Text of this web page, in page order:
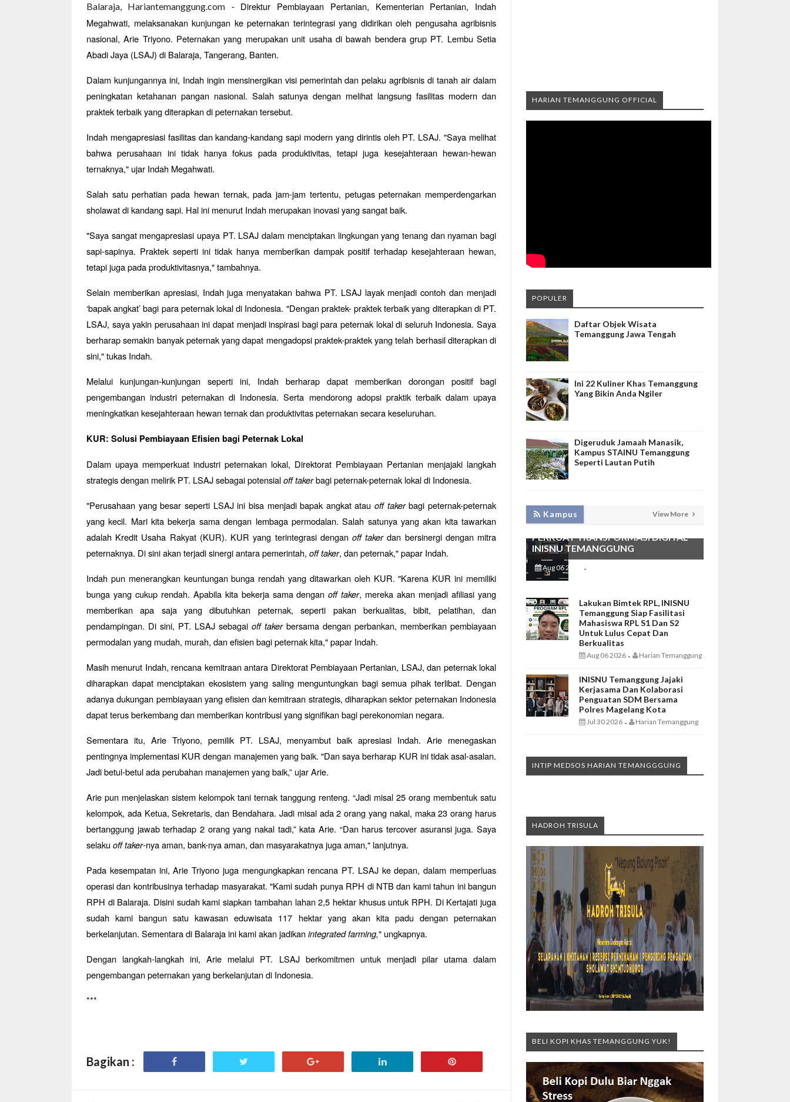
Balaraja, Hariantemanggung.com - Direktur Pembiayaan Pertanian, Kementerian Pertanian, Indah
Megahwati, melaksanakan kunjungan ke peternakan terintegrasi yang didirikan oleh pengusaha agribisnis
nasional, Arie Triyono. Peternakan yang merupakan unit usaha di bawah bendera grup PT. Lembu Setia
Abadi Jaya (LSAJ) di Balaraja, Tangerang, Banten.
Dalam kunjungannya ini, Indah ingin mensinergikan visi pemerintah dan pelaku agribisnis di tanah air dalam
peningkatan ketahanan pangan nasional. Salah satunya dengan melihat langsung fasilitas modern dan
praktek terbaik yang diterapkan di peternakan tersebut.
Indah mengapresiasi fasilitas dan kandang-kandang sapi modern yang dirintis oleh PT. LSAJ. "Saya melihat
bahwa perusahaan ini tidak hanya fokus pada produktivitas, tetapi juga kesejahteraan hewan-hewan
ternaknya," ujar Indah Megahwati.
Salah satu perhatian pada hewan ternak, pada jam-jam tertentu, petugas peternakan memperdengarkan
sholawat di kandang sapi. Hal ini menurut Indah merupakan inovasi yang sangat baik.
"Saya sangat mengapresiasi upaya PT. LSAJ dalam menciptakan lingkungan yang tenang dan nyaman bagi
sapi-sapinya. Praktek seperti ini tidak hanya memberikan dampak positif terhadap kesejahteraan hewan,
tetapi juga pada produktivitasnya," tambahnya.
Selain memberikan apresiasi, Indah juga menyatakan bahwa PT. LSAJ layak menjadi contoh dan menjadi
‘bapak angkat’ bagi para peternak lokal di Indonesia. "Dengan praktek- praktek terbaik yang diterapkan di PT.
LSAJ, saya yakin perusahaan ini dapat menjadi inspirasi bagi para peternak lokal di seluruh Indonesia. Saya
berharap semakin banyak peternak yang dapat mengadopsi praktek-praktek yang telah berhasil diterapkan di
sini," tukas Indah.
Melalui kunjungan-kunjungan seperti ini, Indah berharap dapat memberikan dorongan positif bagi
pengembangan industri peternakan di Indonesia. Serta mendorong adopsi praktik terbaik dalam upaya
meningkatkan kesejahteraan hewan ternak dan produktivitas peternakan secara keseluruhan.
KUR: Solusi Pembiayaan Efisien bagi Peternak Lokal
Dalam upaya memperkuat industri peternakan lokal, Direktorat Pembiayaan Pertanian menjajaki langkah
strategis dengan melirik PT. LSAJ sebagai potensialoff takerbagi peternak-peternak lokal di Indonesia.
"Perusahaan yang besar seperti LSAJ ini bisa menjadi bapak angkat atauoff takerbagi peternak-peternak
yang kecil. Mari kita bekerja sama dengan lembaga permodalan. Salah satunya yang akan kita tawarkan
adalah Kredit Usaha Rakyat (KUR). KUR yang terintegrasi dengan off takerdan bersinergi dengan mitra
peternaknya. Di sini akan terjadi sinergi antara pemerintah, off taker, dan peternak," papar Indah.
Indah pun menerangkan keuntungan bunga rendah yang ditawarkan oleh KUR. "Karena KUR ini memiliki
bunga yang cukup rendah. Apabila kita bekerja sama denganoff taker, mereka akan menjadi afiliasi yang
memberikan apa saja yang dibutuhkan peternak, seperti pakan berkualitas, bibit, pelatihan, dan
pendampingan. Di sini, PT. LSAJ sebagai off takerbersama dengan perbankan, memberikan pembiayaan
permodalan yang mudah, murah, dan efisien bagi peternak kita," papar Indah.
Masih menurut Indah, rencana kemitraan antara Direktorat Pembiayaan Pertanian, LSAJ, dan peternak lokal
diharapkan dapat menciptakan ekosistem yang saling menguntungkan bagi semua pihak terlibat. Dengan
adanya dukungan pembiayaan yang efisien dan kemitraan strategis, diharapkan sektor peternakan Indonesia
dapat terus berkembang dan memberikan kontribusi yang signifikan bagi perekonomian negara.
Sementara itu, Arie Triyono, pemilik PT. LSAJ, menyambut baik apresiasi Indah. Arie menegaskan
pentingnya implementasi KUR dengan manajemen yang baik. "Dan saya berharap KUR ini tidak asal-asalan.
Jadi betul-betul ada perubahan manajemen yang baik,” ujar Arie.
Arie pun menjelaskan sistem kelompok tani ternak tanggung renteng. “Jadi misal 25 orang membentuk satu
kelompok, ada Ketua, Sekretaris, dan Bendahara. Jadi misal ada 2 orang yang nakal, maka 23 orang harus
bertanggung jawab terhadap 2 orang yang nakal tadi,” kata Arie. “Dan harus tercover asuransi juga. Saya
selaku off taker-nya aman, bank-nya aman, dan masyarakatnya juga aman," lanjutnya.
Pada kesempatan ini, Arie Triyono juga mengungkapkan rencana PT. LSAJ ke depan, dalam memperluas
operasi dan kontribusinya terhadap masyarakat. "Kami sudah punya RPH di NTB dan kami tahun ini bangun
RPH di Balaraja. Disini sudah kami siapkan tambahan lahan 2,5 hektar khusus untuk RPH. Di Kertajati juga
sudah kami bangun satu kawasan eduwisata 117 hektar yang akan kita padu dengan peternakan
berkelanjutan. Sementara di Balaraja ini kami akan jadikanintegrated farming," ungkapnya.
Dengan langkah-langkah ini, Arie melalui PT. LSAJ berkomitmen untuk menjadi pilar utama dalam
pengembangan peternakan yang berkelanjutan di Indonesia.
***
Bagikan :
HARIAN TEMANGGUNG OFFICIAL
POPULER
Daftar Objek Wisata
Temanggung Jawa Tengah
Ini 22 Kuliner Khas Temanggung
Yang Bikin Anda Ngiler
Digeruduk Jamaah Manasik,
Kampus STAINU Temanggung
Seperti Lautan Putih
Kampus View More
KEMBANGKAN SIM LAYANAN,
HADIRKAN TIM SEVIMA UNTUK
PERKUAT TRANSFORMASI DIGITAL
INISNU TEMANGGUNG
Aug 06 2026 -
Lakukan Bimtek RPL, INISNU
Temanggung Siap Fasilitasi
Mahasiswa RPL S1 Dan S2
Untuk Lulus Cepat Dan
Berkualitas
Aug 06 2026 - Harian Temanggung
INISNU Temanggung Jajaki
Kerjasama Dan Kolaborasi
Penguatan SDM Bersama
Polres Magelang Kota
Jul 30 2026 - Harian Temanggung
INTIP MEDSOS HARIAN TEMANGGGUNG
HADROH TRISULA
BELI KOPI KHAS TEMANGGUNG YUK!